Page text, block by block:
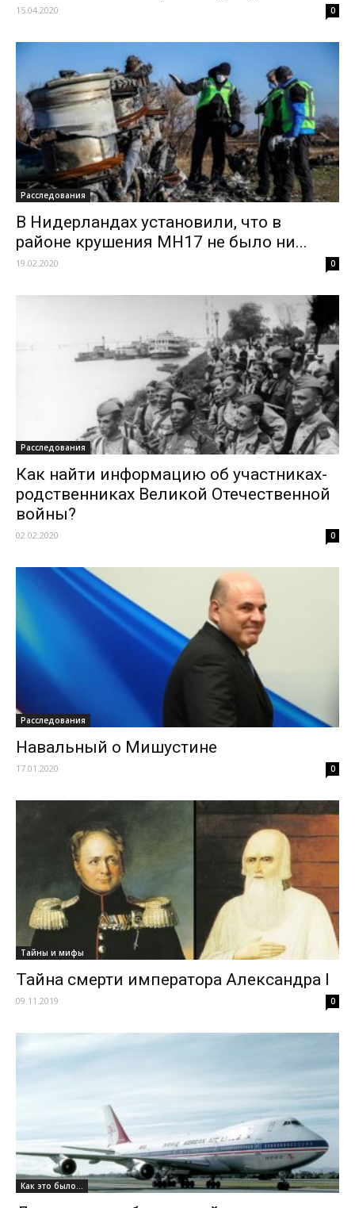
15.04.2020 0
Расследования
В Нидерландах установили, что в
районе крушения MH17 не было ни...
19.02.2020 0
Расследования
Как найти информацию об участниках-
родственниках Великой Отечественной
войны?
02.02.2020 0
Расследования
Навальный о Мишустине
17.01.2020 0
Тайны и мифы
Тайна смерти императора Александра I
09.11.2019 0
Как это было...